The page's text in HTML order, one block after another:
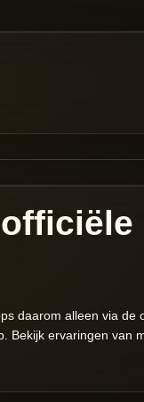
daarom alleen via de
Bekijk ervaringen van